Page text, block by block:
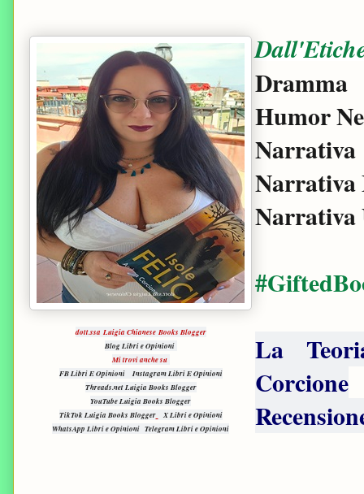
dott.ssa Luigia Chianese Books Blogger
Blog Libri e Opinioni
Mi trovi anche su
FB Libri E Opinioni
Instagram Libri E Opinioni
Threads.net Luigia Books Blogger
YouTube Luigia Books Blogger
TikTok Luigia Books Blogger
X Libri e Opinioni
WhatsApp Libri e Opinioni Telegram Libri e Opinioni
Dramma
Humor
Narrativa
Narrativa
Narrativa
La
Corcione